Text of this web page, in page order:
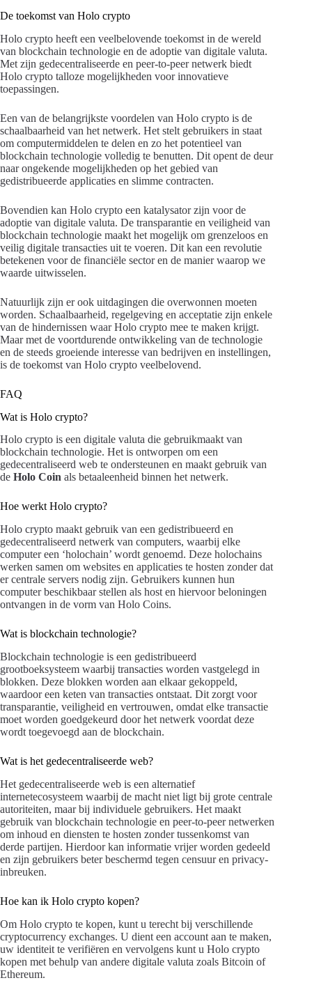
De toekomst van Holo crypto
Holo crypto heeft een veelbelovende toekomst in de wereld
van blockchain technologie en de adoptie van digitale valuta.
Met zijn gedecentraliseerde en peer-to-peer netwerk biedt
Holo crypto talloze mogelijkheden voor innovatieve
toepassingen.
Een van de belangrijkste voordelen van Holo crypto is de
schaalbaarheid van het netwerk. Het stelt gebruikers in staat
om computermiddelen te delen en zo het potentieel van
blockchain technologie volledig te benutten. Dit opent de deur
naar ongekende mogelijkheden op het gebied van
gedistribueerde applicaties en slimme contracten.
Bovendien kan Holo crypto een katalysator zijn voor de
adoptie van digitale valuta. De transparantie en veiligheid van
blockchain technologie maakt het mogelijk om grenzeloos en
veilig digitale transacties uit te voeren. Dit kan een revolutie
betekenen voor de financiële sector en de manier waarop we
waarde uitwisselen.
Natuurlijk zijn er ook uitdagingen die overwonnen moeten
worden. Schaalbaarheid, regelgeving en acceptatie zijn enkele
van de hindernissen waar Holo crypto mee te maken krijgt.
Maar met de voortdurende ontwikkeling van de technologie
en de steeds groeiende interesse van bedrijven en instellingen,
is de toekomst van Holo crypto veelbelovend.
FAQ
Wat is Holo crypto?
Holo crypto is een digitale valuta die gebruikmaakt van
blockchain technologie. Het is ontworpen om een
gedecentraliseerd web te ondersteunen en maakt gebruik van
de Holo Coin als betaaleenheid binnen het netwerk.
Hoe werkt Holo crypto?
Holo crypto maakt gebruik van een gedistribueerd en
gedecentraliseerd netwerk van computers, waarbij elke
computer een ‘holochain’ wordt genoemd. Deze holochains
werken samen om websites en applicaties te hosten zonder dat
er centrale servers nodig zijn. Gebruikers kunnen hun
computer beschikbaar stellen als host en hiervoor beloningen
ontvangen in de vorm van Holo Coins.
Wat is blockchain technologie?
Blockchain technologie is een gedistribueerd
grootboeksysteem waarbij transacties worden vastgelegd in
blokken. Deze blokken worden aan elkaar gekoppeld,
waardoor een keten van transacties ontstaat. Dit zorgt voor
transparantie, veiligheid en vertrouwen, omdat elke transactie
moet worden goedgekeurd door het netwerk voordat deze
wordt toegevoegd aan de blockchain.
Wat is het gedecentraliseerde web?
Het gedecentraliseerde web is een alternatief
internetecosysteem waarbij de macht niet ligt bij grote centrale
autoriteiten, maar bij individuele gebruikers. Het maakt
gebruik van blockchain technologie en peer-to-peer netwerken
om inhoud en diensten te hosten zonder tussenkomst van
derde partijen. Hierdoor kan informatie vrijer worden gedeeld
en zijn gebruikers beter beschermd tegen censuur en privacy-
inbreuken.
Hoe kan ik Holo crypto kopen?
Om Holo crypto te kopen, kunt u terecht bij verschillende
cryptocurrency exchanges. U dient een account aan te maken,
uw identiteit te verifiëren en vervolgens kunt u Holo crypto
kopen met behulp van andere digitale valuta zoals Bitcoin of
Ethereum.